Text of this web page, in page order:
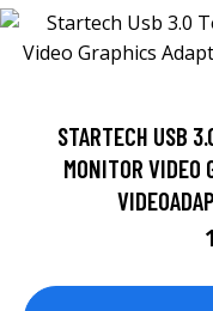
STARTECH USB
MONITOR VIDEO